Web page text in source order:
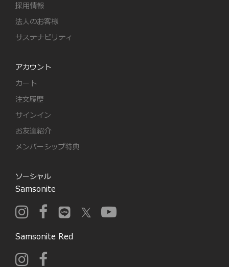
採用情報
法人のお客様
サステナビリティ
アカウント
カート
注文履歴
サインイン
お友達紹介
メンバーシップ特典
ソーシャル
Samsonite
Samsonite Red